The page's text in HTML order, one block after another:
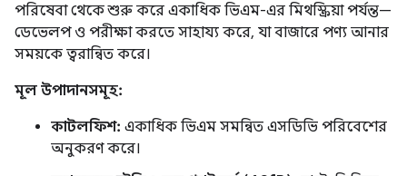
পরিষেবা থেকে শুরু করে একাধিক ভিএম-এর মিথস্ক্রিয়া পর্যন্ত—
ডেভেলপ ও পরীক্ষা করতে সাহায্য করে, যা বাজারে পণ্য আনার
সময়কে ত্বরান্বিত করে।
মূল উপাদানসমূহ:
কাটলফিশ: একাধিক ভিএম সমন্বিত এসডিভি পরিবেশের
অনুকরণ করে।